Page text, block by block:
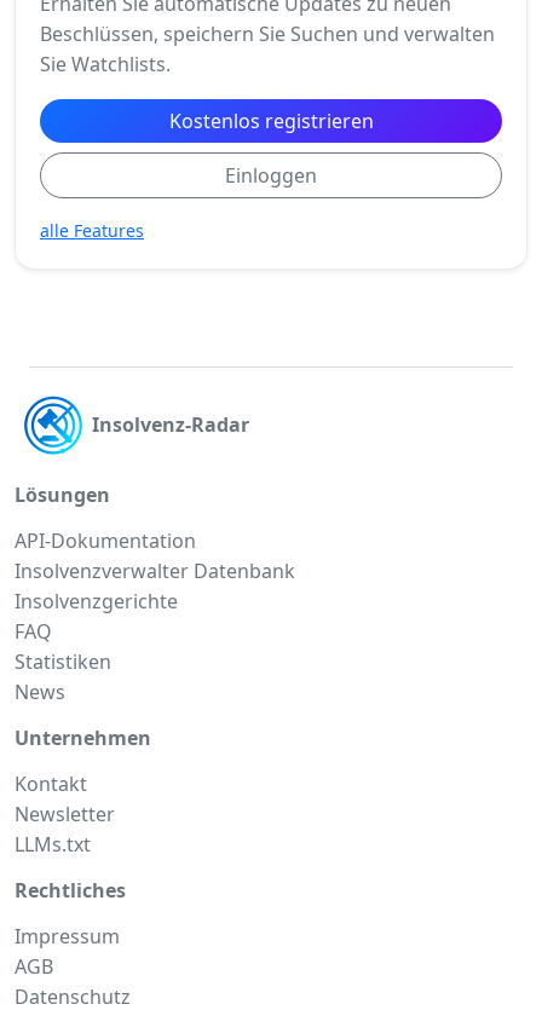
Beschlüssen, speichern Sie Suchen und verwalten
Sie Watchlists.
Kostenlos registrieren
Einloggen
alle Features
Insolvenz-Radar
Lösungen
API-Dokumentation
Insolvenzverwalter Datenbank
Insolvenzgerichte
FAQ
Statistiken
News
Unternehmen
Kontakt
Newsletter
LLMs.txt
Rechtliches
Impressum
AGB
Datenschutz